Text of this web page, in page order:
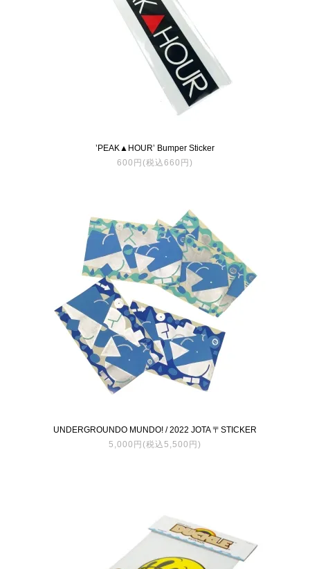
’PEAK▲HOUR’ Bumper Sticker
600円(税込660円)
UNDERGROUNDO MUNDO! / 2022 JOTA 〒STICKER
5,000円(税込5,500円)